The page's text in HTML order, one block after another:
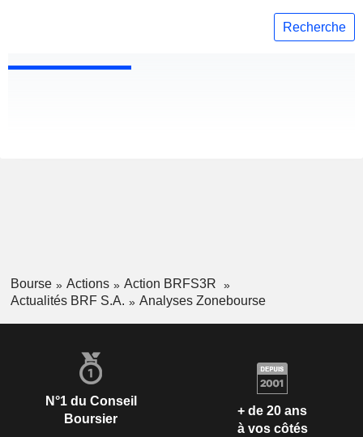
Recherche
Bourse Actions
Action BRFS3R
Actualités BRF S.A.
Analyses Zonebourse
N°1 du Conseil
Boursier
+ de 20 ans
à vos côtés